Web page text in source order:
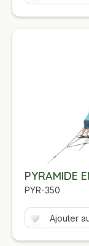
PYRAMIDE
PYR-350
Ajouter